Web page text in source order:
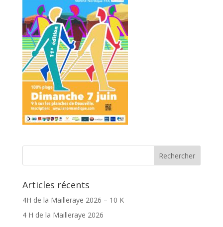
Articles récents
4H de la Mailleraye 2026 – 10 K
4 H de la Mailleraye 2026